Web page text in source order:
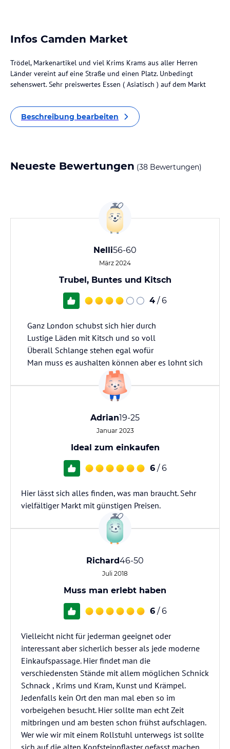
Infos Camden Market
Trödel, Markenartikel und viel Krims Krams aus aller Herren
Länder vereint auf eine Straße und einen Platz. Unbedingt
sehenswert. Sehr preiswertes Essen ( Asiatisch ) auf dem Markt
Beschreibung bearbeiten
Neueste Bewertungen (38 Bewertungen)
Nelli56-60
März 2024
Trubel, Buntes und Kitsch
4 / 6
Ganz London schubst sich hier durch
Lustige Läden mit Kitsch und so voll
Überall Schlange stehen egal wofür
Man muss es aushalten können aber es lohnt sich
Adrian19-25
Januar 2023
Ideal zum einkaufen
6 / 6
Hier lässt sich alles finden, was man braucht. Sehr
vielfältiger Markt mit günstigen Preisen.
Richard46-50
Juli 2018
Muss man erlebt haben
6 / 6
Vielleicht nicht für jederman geeignet oder
interessant aber sicherlich besser als jede moderne
Einkaufspassage. Hier findet man die
verschiedensten Stände mit allem möglichen Schnick
Schnack , Krims und Kram, Kunst und Krämpel.
Jedenfalls kein Ort den man mal eben so im
vorbeigehen besucht. Hier sollte man echt Zeit
mitbringen und am besten schon frühst aufschlagen.
Wer wie wir mit einem Rollstuhl unterwegs ist sollte
sich auf die alten Kopfsteinpflaster gefasst machen